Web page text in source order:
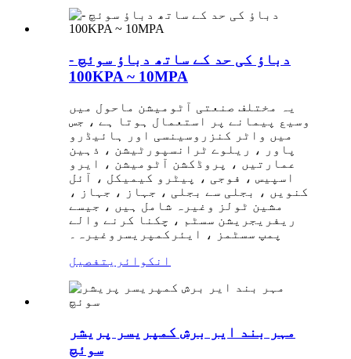
دباؤ کی حد کے ساتھ دباؤ سوئچ -
100KPA ~ 10MPA
یہ مختلف صنعتی آٹومیشن ماحول میں
وسیع پیمانے پر استعمال ہوتا ہے ، جس
میں واٹر کنزروسینسی اور ہائیڈرو
پاور ، ریلوے ٹرانسپورٹیشن ، ذہین
عمارتیں ، پروڈکشن آٹومیشن ، ایرو
اسپیس ، فوجی ، پیٹرو کیمیکل ، آئل
کنویں ، بجلی سے بجلی ، جہاز ، جہاز ،
مشین ٹولز وغیرہ شامل ہیں ، جیسے
ریفریجریشن سسٹم ، چکنا کرنے والے
پمپ سسٹمز ، ایئر کمپریسر وغیرہ۔
انکوائری تفصیل
مہر بند ایر برش کمپریسر پریشر
سوئچ